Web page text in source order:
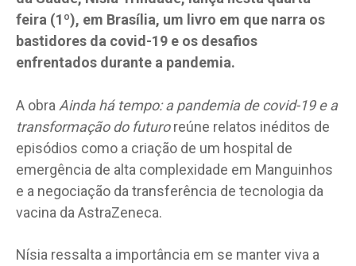
feira (1º), em Brasília, um livro em que narra os
bastidores da covid-19 e os desafios
enfrentados durante a pandemia.
A obra Ainda há tempo: a pandemia de covid-19 e a
transformação do futuroreúne relatos inéditos de
episódios como a criação de um hospital de
emergência de alta complexidade em Manguinhos
e a negociação da transferência de tecnologia da
vacina da AstraZeneca.
Nísia ressalta a importância em se manter viva a